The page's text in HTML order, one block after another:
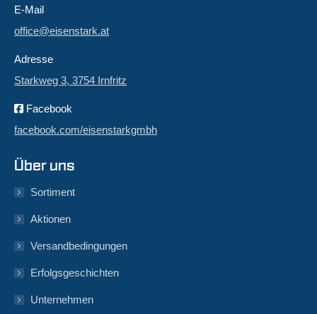
E-Mail
office@eisenstark.at
Adresse
Starkweg 3, 3754 Irnfritz
Facebook
facebook.com/eisenstarkgmbh
Über uns
Sortiment
Aktionen
Versandbedingungen
Erfolgsgeschichten
Unternehmen